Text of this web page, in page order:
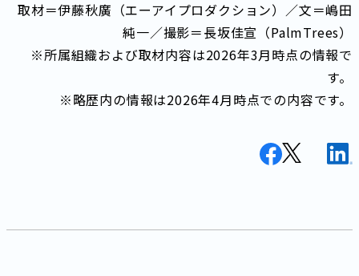
取材＝伊藤秋廣（エーアイプロダクション）／文＝嶋田
純一／撮影＝長坂佳宣（PalmTrees）
※所属組織および取材内容は2026年3月時点の情報で
す。
※略歴内の情報は2026年4月時点での内容です。